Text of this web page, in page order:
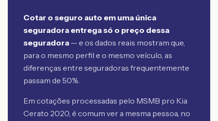
Cotar o seguro auto em uma única
seguradora entrega só o preço dessa
seguradora — e os dados reais mostram que,
para o mesmo perfil e o mesmo veículo, as
diferenças entre seguradoras frequentemente
passam de 50%.
Em cotações processadas pelo MSMB pro Kia
Cerato 2020, é comum ver a mesma pessoa, no